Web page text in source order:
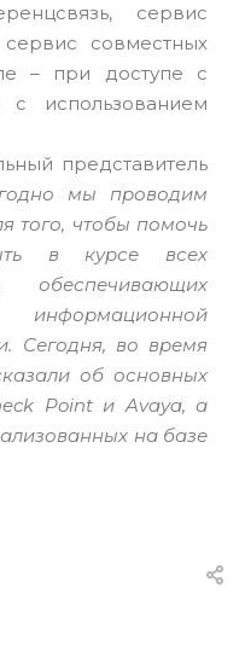
сервис
совместных
– при доступе с
использованием
представитель
мы проводим
того, чтобы помочь
в курсе всех
обеспечивающих
Сегодня, во время
об основных
Point и Avaya, а
на базе